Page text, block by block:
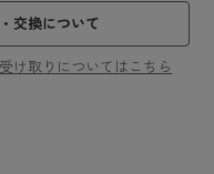
交換について
け取りについてはこちら